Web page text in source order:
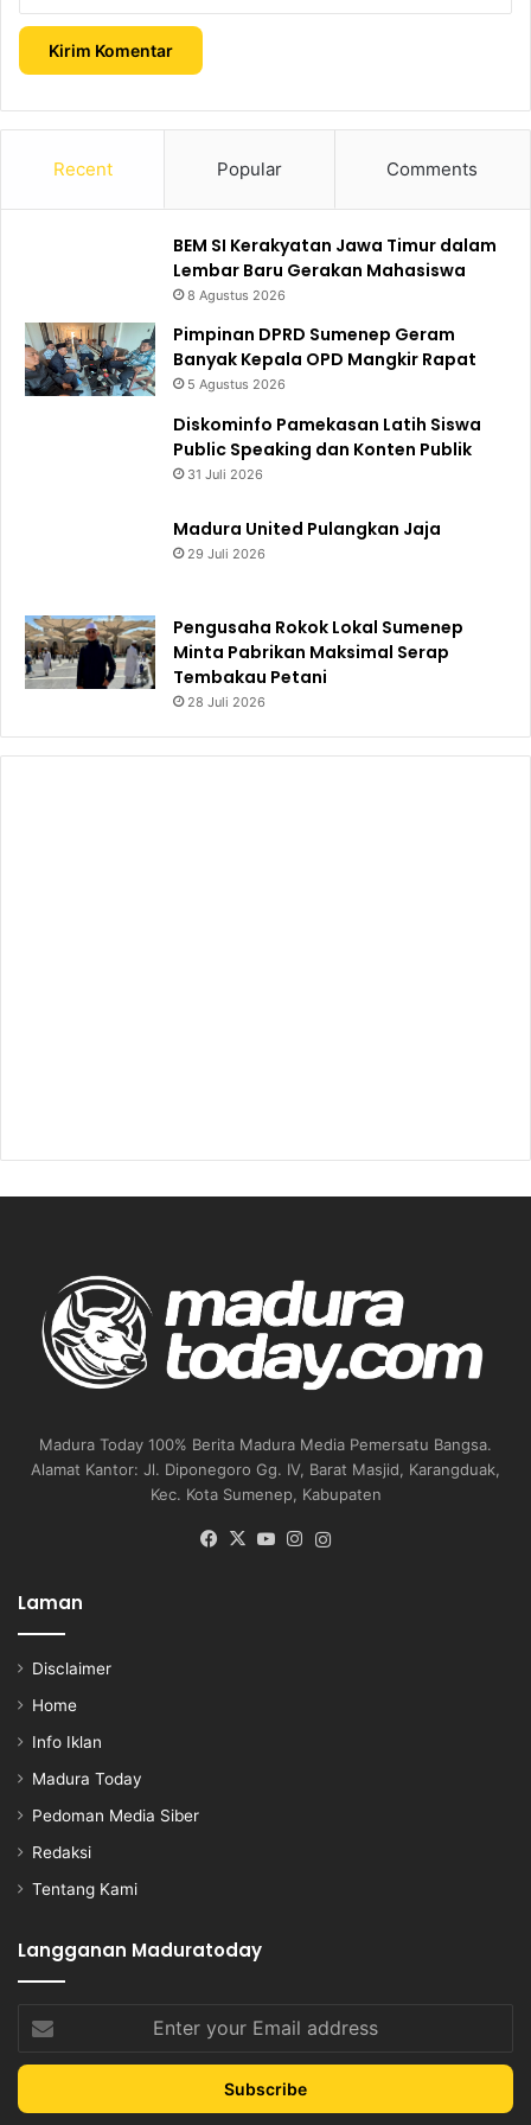
Recent Popular Comments
BEM SI Kerakyatan Jawa Timur dalam
Lembar Baru Gerakan Mahasiswa
8 Agustus 2026
Pimpinan DPRD Sumenep Geram
Banyak Kepala OPD Mangkir Rapat
5 Agustus 2026
Diskominfo Pamekasan Latih Siswa
Public Speaking dan Konten Publik
31 Juli 2026
Madura United Pulangkan Jaja
29 Juli 2026
Pengusaha Rokok Lokal Sumenep
Minta Pabrikan Maksimal Serap
Tembakau Petani
28 Juli 2026
Madura Today 100% Berita Madura Media Pemersatu Bangsa.
Alamat Kantor: Jl. Diponegoro Gg. IV, Barat Masjid, Karangduak,
Kec. Kota Sumenep, Kabupaten
Facebook
X YouTubeInstagram
Laman
Disclaimer
Home
Info Iklan
Madura Today
Pedoman Media Siber
Redaksi
Tentang Kami
Langganan Maduratoday
your
Email